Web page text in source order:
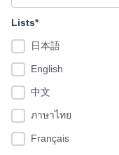
Lists*
日本語
English
中文
ภาษาไทย
Français